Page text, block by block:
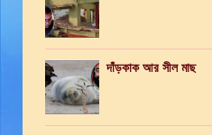
দাঁড়কাক আর সীল মাছ